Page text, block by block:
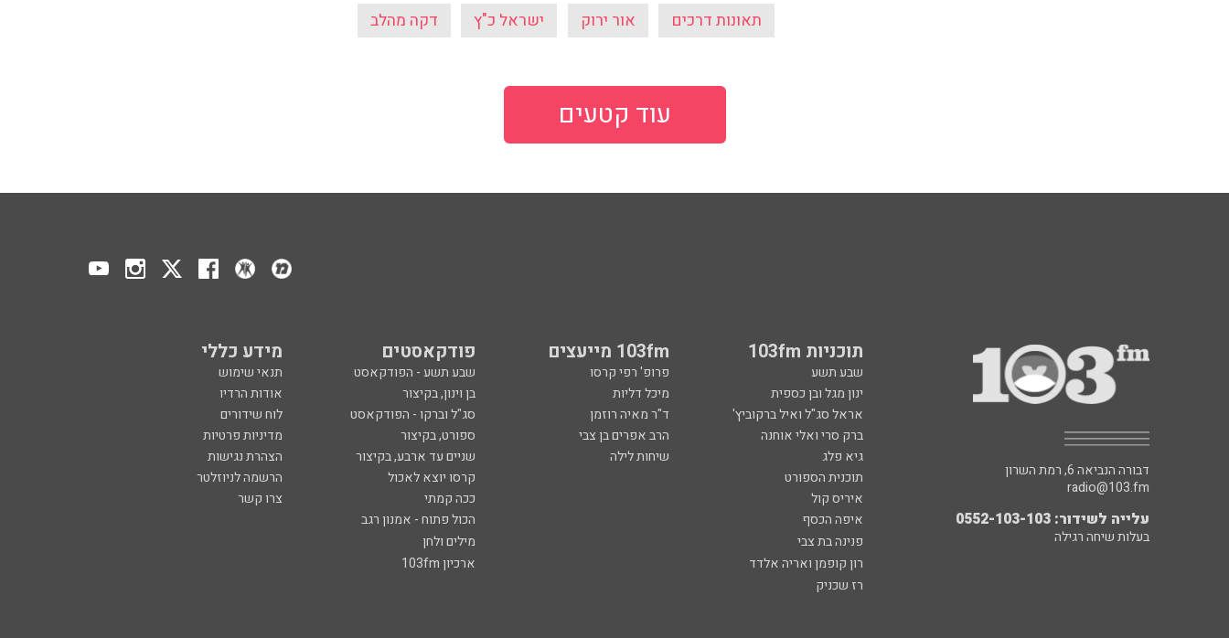
תאונות דרכים אור ירוק ישראל כ"ץ דקה מהלב
עוד קטעים
תוכניות 103fm 103fm מייעצים פודקאסטים מידע כללי
שבע תשע פרופ' רפי קרסו שבע תשע - הפודקאסט
תנאי שימוש
ינון מגל ובן כספית
מיכל דליות בן וינון, בקיצור
אודות הרדיו
אראל סג"ל ואיל ברקוביץ'
ד"ר מאיה רוזמן סג"ל וברקו - הפודקאסט
לוח שידורים
ברק סרי ואלי אוחנה
הרב אפרים בן צבי ספורט, בקיצור
מדיניות פרטיות
גיא פלג
שיחות לילה שניים עד ארבע, בקיצור
הצהרת נגישות
תוכנית הספורט
קרסו יוצא לאכול
הרשמה לניוזלטר
איריס קול
ככה קמתי
צרו קשר
איפה הכסף
הכול פתוח - אמנון רגב
פנינה בת צבי
מילים ולחן
רון קופמן ואריה אלדד
ארכיון 103fm
רז שכניק
דבורה הנביאה 6, רמת השרון
radio@103.fm
עלייה לשידור: 0552-103-103
בעלות שיחה רגילה